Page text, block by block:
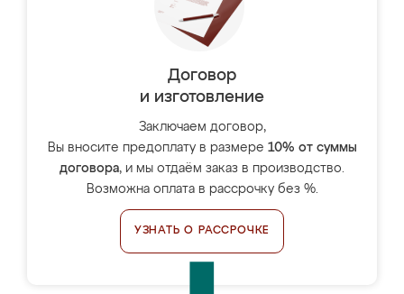
Договор
и изготовление
Заключаем договор,
Вы вносите предоплату в размере 10% от суммы
договора, и мы отдаём заказ в производство.
Возможна оплата в рассрочку без %.
УЗНАТЬ О РАССРОЧКЕ